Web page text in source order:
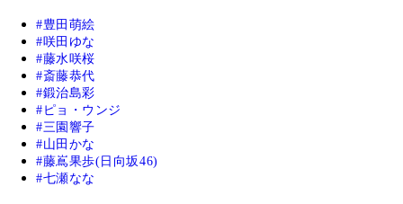
豊田萌絵
咲田ゆな
藤水咲桜
斎藤恭代
鍛治島彩
ピョ・ウンジ
三園響子
山田かな
藤嶌果歩(日向坂46)
七瀬なな